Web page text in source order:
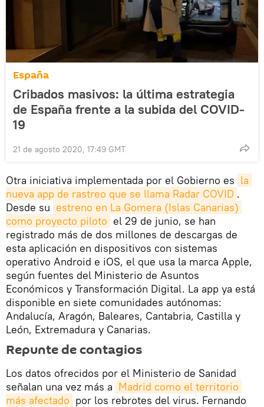
España
Cribados masivos: la última estrategia
de España frente a la subida del COVID-
19
21 de agosto 2020, 17:49 GMT
Otra iniciativa implementada por el Gobierno es la
nueva app de rastreo que se llama Radar COVID .
Desde su estreno en La Gomera (Islas Canarias)
como proyecto piloto el 29 de junio, se han
registrado más de dos millones de descargas de
esta aplicación en dispositivos con sistemas
operativo Android e iOS, el que usa la marca Apple,
según fuentes del Ministerio de Asuntos
Económicos y Transformación Digital. La app ya está
disponible en siete comunidades autónomas:
Andalucía, Aragón, Baleares, Cantabria, Castilla y
León, Extremadura y Canarias.
Repunte de contagios
Los datos ofrecidos por el Ministerio de Sanidad
señalan una vez más a Madrid como el territorio
más afectado por los rebrotes del virus. Fernando